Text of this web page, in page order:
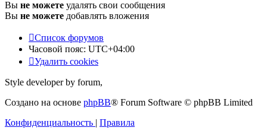
Вы не можете удалять свои сообщения
Вы не можете добавлять вложения
Список форумов
Часовой пояс: UTC+04:00
Удалить cookies
Style developer by forum,
Создано на основе phpBB® Forum Software © phpBB Limited
Конфиденциальность | Правила